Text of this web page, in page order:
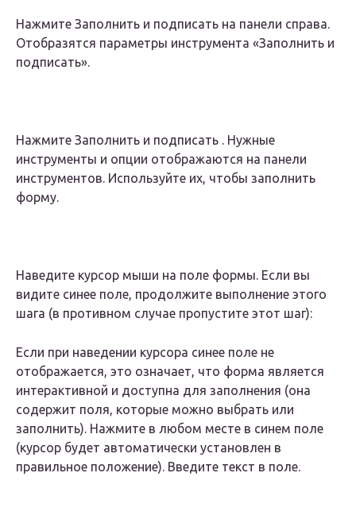
Нажмите Заполнить и подписать на панели справа.
Отобразятся параметры инструмента «Заполнить и
подписать».
Нажмите Заполнить и подписать . Нужные
инструменты и опции отображаются на панели
инструментов. Используйте их, чтобы заполнить
форму.
Наведите курсор мыши на поле формы. Если вы
видите синее поле, продолжите выполнение этого
шага (в противном случае пропустите этот шаг):
Если при наведении курсора синее поле не
отображается, это означает, что форма является
интерактивной и доступна для заполнения (она
содержит поля, которые можно выбрать или
заполнить). Нажмите в любом месте в синем поле
(курсор будет автоматически установлен в
правильное положение). Введите текст в поле.